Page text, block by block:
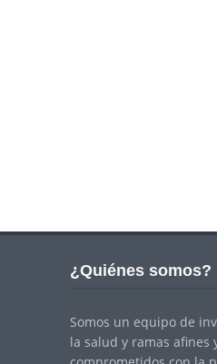
¿Quiénes somos?
Somos un equipo de
la salud y ramas afines